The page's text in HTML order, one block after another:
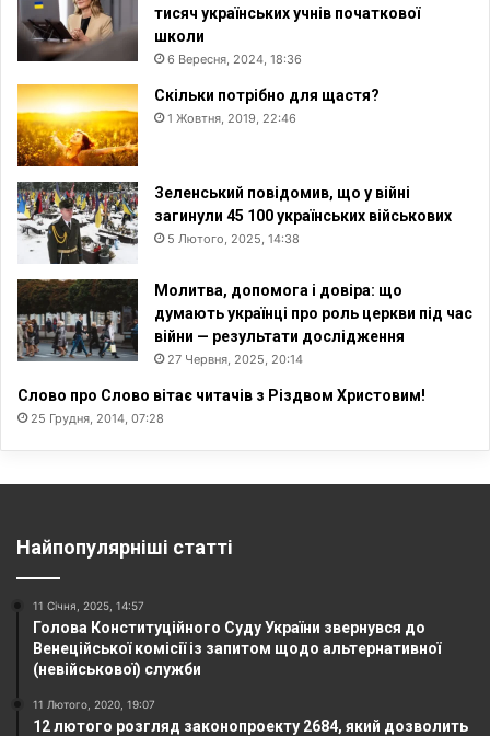
тисяч українських учнів початкової
школи
6 Вересня, 2024, 18:36
Скільки потрібно для щастя?
1 Жовтня, 2019, 22:46
Зеленський повідомив, що у війні
загинули 45 100 українських військових
5 Лютого, 2025, 14:38
Молитва, допомога і довіра: що
думають українці про роль церкви під час
війни — результати дослідження
27 Червня, 2025, 20:14
Слово про Слово вітає читачів з Різдвом Христовим!
25 Грудня, 2014, 07:28
Найпопулярніші статті
11 Січня, 2025, 14:57
Голова Конституційного Суду України звернувся до
Венеційської комісії із запитом щодо альтернативної
(невійськової) служби
11 Лютого, 2020, 19:07
12 лютого розгляд законопроекту 2684, який дозволить